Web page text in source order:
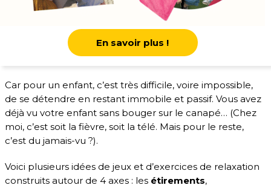
En savoir plus !
Car pour un enfant, c’est très difficile, voire impossible,
de se détendre en restant immobile et passif. Vous avez
déjà vu votre enfant sans bouger sur le canapé… (Chez
moi, c’est soit la fièvre, soit la télé. Mais pour le reste,
c’est du jamais-vu ?).
Voici plusieurs idées de jeux et d’exercices de relaxation
construits autour de 4 axes : les étirements,